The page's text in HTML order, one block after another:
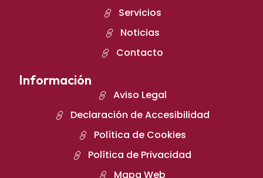
Servicios
Noticias
Contacto
Información
Aviso Legal
Declaración de Accesibilidad
Política de Cookies
Política de Privacidad
Mapa Web